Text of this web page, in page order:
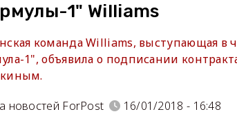
1" Williams
команда Williams, выступающая в
1", объявила о подписании
новостей ForPost
16/01/2018 - 16:48